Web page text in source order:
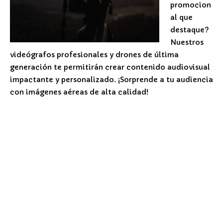
promocion
al que
destaque?
Nuestros
videógrafos profesionales y drones de última
generación te permitirán crear contenido audiovisual
impactante y personalizado. ¡Sorprende a tu audiencia
con imágenes aéreas de alta calidad!